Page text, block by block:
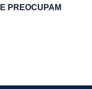
PREOCUPAM